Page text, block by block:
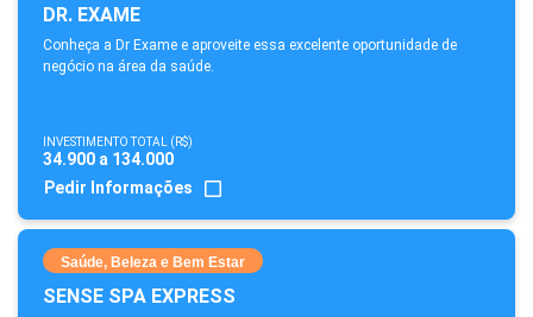
DR. EXAME
Conheça a Dr Exame e aproveite essa excelente oportunidade de
negócio na área da saúde.
INVESTIMENTO TOTAL (R$)
34.900 a 134.000
Pedir Informações
Saúde, Beleza e Bem Estar
SENSE SPA EXPRESS